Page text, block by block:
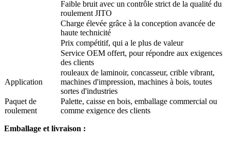
Faible bruit avec un contrôle strict de la qualité du
roulement JITO
Charge élevée grâce à la conception avancée de
haute technicité
Prix ​​compétitif, qui a le plus de valeur
Service OEM offert, pour répondre aux exigences
des clients
Application
rouleaux de laminoir, concasseur, crible vibrant,
machines d'impression, machines à bois, toutes
sortes d'industries
Paquet de
roulement
Palette, caisse en bois, emballage commercial ou
comme exigence des clients
Emballage et livraison :